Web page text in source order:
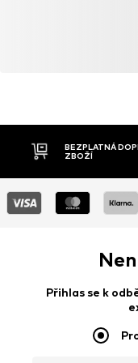
BEZPLATNÁ
ZBOŽÍ
Přihlas se k